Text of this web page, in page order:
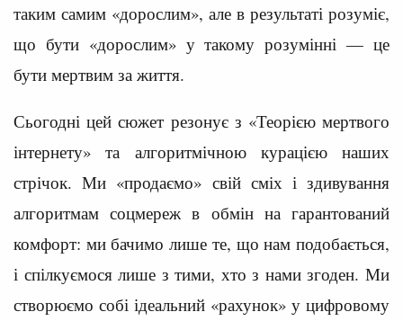
таким самим «дорослим», але в результаті розуміє,
що бути «дорослим» у такому розумінні — це
бути мертвим за життя.
Сьогодні цей сюжет резонує з «Теорією мертвого
інтернету» та алгоритмічною курацією наших
стрічок. Ми «продаємо» свій сміх і здивування
алгоритмам соцмереж в обмін на гарантований
комфорт: ми бачимо лише те, що нам подобається,
і спілкуємося лише з тими, хто з нами згоден. Ми
створюємо собі ідеальний «рахунок» у цифровому